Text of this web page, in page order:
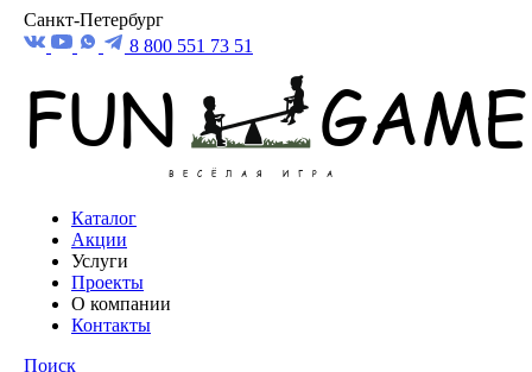
Санкт-Петербург
8 800 551 73 51
Каталог
Акции
Услуги
Проекты
О компании
Контакты
Поиск